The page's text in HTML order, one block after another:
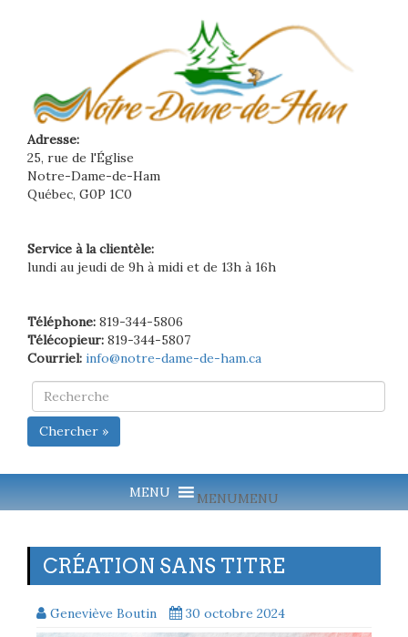
Adresse:
25, rue de l'Église
Notre-Dame-de-Ham
Québec, G0P 1C0
Service à la clientèle:
lundi au jeudi de 9h à midi et de 13h à 16h
Téléphone: 819-344-5806
Télécopieur: 819-344-5807
Courriel: info@notre-dame-de-ham.ca
Chercher »
MENUMENU
CRÉATION SANS TITRE
Geneviève Boutin 30 octobre 2024